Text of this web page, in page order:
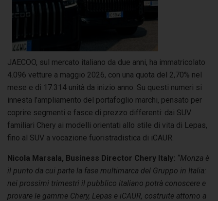
JAECOO, sul mercato italiano da due anni, ha immatricolato
4.096 vetture a maggio 2026, con una quota del 2,70% nel
mese e di 17.314 unità da inizio anno. Su questi numeri si
innesta l’ampliamento del portafoglio marchi, pensato per
coprire segmenti e fasce di prezzo differenti: dai SUV
familiari Chery ai modelli orientati allo stile di vita di Lepas,
fino al SUV a vocazione fuoristradistica di iCAUR.
Nicola Marsala, Business Director Chery Italy: “Monza è
il punto da cui parte la fase multimarca del Gruppo in Italia:
nei prossimi trimestri il pubblico italiano potrà conoscere e
provare le gamme Chery, Lepas e iCAUR, costruite attorno a